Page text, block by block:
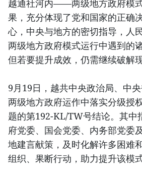
越通社河内——两级地方政府模
果，充分体现了党和国家的正确
心，中央与地方的密切指导，人
两级地方政府模式运行中遇到的
但若要提升成效，仍需继续破解
9月19日，越共中央政治局、中
两级地方政府运作中落实分级授
题的第192-KL/TW号结论。其中
府党委、国会党委、内务部党委
地建言献策，及时化解许多困难
组织、果断行动，助力提升该模